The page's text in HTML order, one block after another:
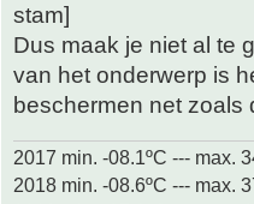
stam]
Dus maak je niet al te
van het onderwerp is
beschermen net zoals
2017 min. -08.1ºC --- max.
2018 min. -08.6ºC --- max.